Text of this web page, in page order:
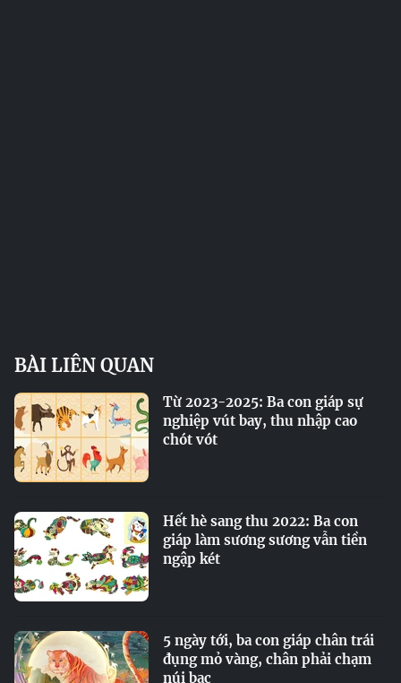
BÀI LIÊN QUAN
Từ 2023-2025: Ba con giáp sự
nghiệp vút bay, thu nhập cao
chót vót
Hết hè sang thu 2022: Ba con
giáp làm sương sương vẫn tiền
ngập két
5 ngày tới, ba con giáp chân trái
đụng mỏ vàng, chân phải chạm
núi bạc